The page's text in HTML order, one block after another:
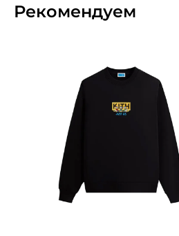
Рекомендуем